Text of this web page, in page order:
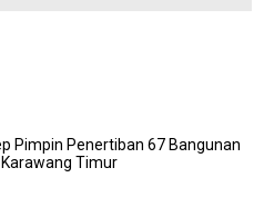
Pimpin Penertiban 67 Bangunan
Karawang Timur